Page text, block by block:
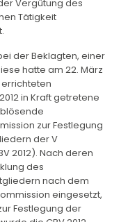
Vergütung des
Tätigkeit
der Beklagten, einer
hatte am 22. März
errichteten
in Kraft getretene
zur Festlegung
der V
2012). Nach deren
des
nach dem
eingesetzt,
Festlegung der